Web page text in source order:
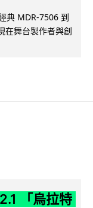
典 MDR-7506 到
在舞台製作者與創
「烏拉特